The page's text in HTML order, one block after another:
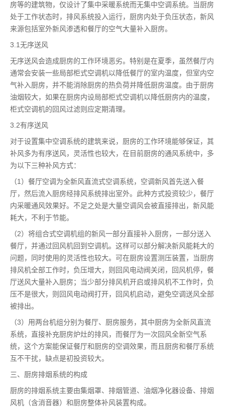
房等的建筑物，仅设计了集中采暖系统而无集中空调系统。当厨房
处于工作状态时，排风系统投入运行，厨房内处于负压状态，新风
来源包括室外新风渗透和餐厅的空气大量补入厨房。
3.1无序送风
无序送风会造成厨房的工作环境恶劣。特别是在夏季，虽然餐厅内
通常会安装一些局部柜式空调机以降低餐厅的室内温度，但室内空
气补入厨房，并不能消除厨房的热负荷并降低厨房温度。由于厨房
油烟较大，如果在厨房内设局部柜式空调机以降低厨房内的温度，
柜式空调机的回风过滤则应定期清理。
3.2有序送风
对于设置集中空调系统的建筑来说，厨房的工作环境能够保证，其
补风多为有序送风，灵活性也较大，在目前厨房的通风系统中，多
为以下三种补风方式：
（1）餐厅空调为全新风直流式空调系统，空调新风首先送入餐
厅，然后流入厨房经排风系统排出室外。此种方式投资较少，餐厅
内采暖通风效果好。不足之处是大量空调风会被直接排出，新风能
耗大，不利于节能。
（2）将组合式空调机组的新风一部分直接补入厨房，一部分送入
餐厅，并通过回风机回到空调机。这样可以部分解决新风能耗大的
问题，同时使用的灵活性也较大。可在厨房设置测压装置，当厨房
排风机全部工作时，负压增大，则回风电动阀关闭，回风机停，餐
厅送风大量补入厨房；当少部分排风机开启或排风机不工作时，负
压不是很大，则回风电动阀打开，回风机启动，避免空调送风全部
被排出。
（3）用两台机组分别为餐厅、厨房服务，其中厨房为全新风直流
系统，直接补充厨房炉灶的排风，而餐厅为一次回风全新空气系
统，这个方案能保证餐厅和厨房的空调效果，而且厨房和餐厅系统
互不干扰，缺点是初投资较大。
三、厨房排烟系统的构成
厨房的排烟系统主要由集烟罩、排烟管道、油烟净化器设备、排烟
风机（含消音器）和厨房整体补风装置构成。